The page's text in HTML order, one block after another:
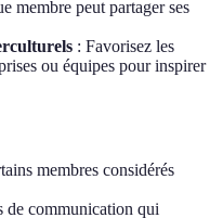
membre peut partager ses
: Favorisez les
ou équipes pour inspirer
membres considérés
de communication qui